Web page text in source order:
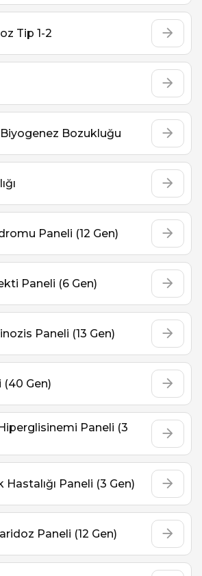
Tip 1-2
Bozukluğu
Paneli (12 Gen)
Paneli (6 Gen)
Paneli (13 Gen)
Gen)
Paneli (3
Paneli (3 Gen)
Paneli (12 Gen)